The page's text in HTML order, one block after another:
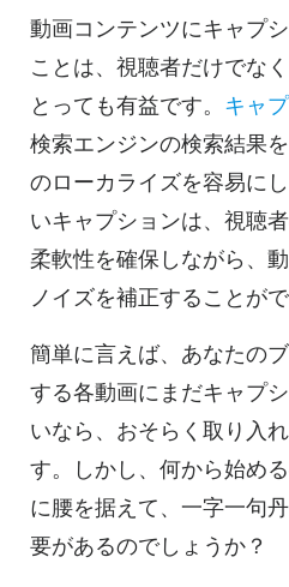
動画コンテンツにキャプ
ことは、視聴者だけでな
とっても有益です。 キャ
検索エンジンの検索結果
のローカライズを容易に
いキャプションは、視聴
柔軟性を確保しながら、
ノイズを補正することがで
簡単に言えば、あなたの
する各動画にまだキャプ
いなら、おそらく取り入
す。しかし、何から始め
に腰を据えて、一字一句
要があるのでしょうか？